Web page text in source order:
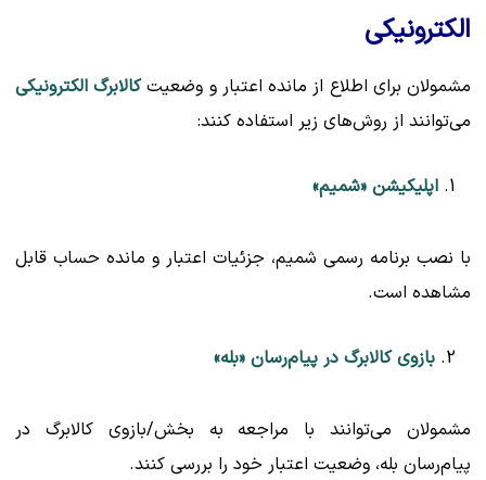
الکترونیکی
مشمولان برای اطلاع از مانده اعتبار و وضعیتکالابرگ الکترونیکی
می‌توانند از روش‌های زیر استفاده کنند:
اپلیکیشن «شمیم»
با نصب برنامه رسمی شمیم، جزئیات اعتبار و مانده حساب قابل
مشاهده است.
بازوی کالابرگ در پیام‌رسان «بله»
مشمولان می‌توانند با مراجعه به بخش/بازوی کالابرگ در
پیام‌رسان بله، وضعیت اعتبار خود را بررسی کنند.